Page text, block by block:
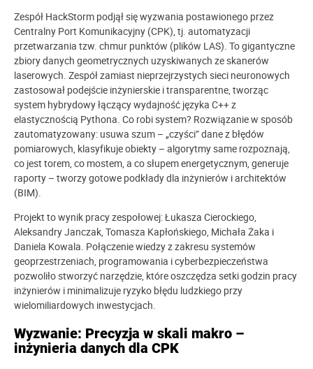
Zespół HackStorm podjął się wyzwania postawionego przez
Centralny Port Komunikacyjny (CPK), tj. automatyzacji
przetwarzania tzw. chmur punktów (plików LAS). To gigantyczne
zbiory danych geometrycznych uzyskiwanych ze skanerów
laserowych. Zespół zamiast nieprzejrzystych sieci neuronowych
zastosował podejście inżynierskie i transparentne, tworząc
system hybrydowy łączący wydajność języka C++ z
elastycznością Pythona. Co robi system? Rozwiązanie w sposób
zautomatyzowany: usuwa szum – „czyści” dane z błędów
pomiarowych, klasyfikuje obiekty – algorytmy same rozpoznają,
co jest torem, co mostem, a co słupem energetycznym, generuje
raporty – tworzy gotowe podkłady dla inżynierów i architektów
(BIM).
Projekt to wynik pracy zespołowej: Łukasza Cierockiego,
Aleksandry Janczak, Tomasza Kapłońskiego, Michała Żaka i
Daniela Kowala. Połączenie wiedzy z zakresu systemów
geoprzestrzeniach, programowania i cyberbezpieczeństwa
pozwoliło stworzyć narzędzie, które oszczędza setki godzin pracy
inżynierów i minimalizuje ryzyko błędu ludzkiego przy
wielomiliardowych inwestycjach.
Wyzwanie: Precyzja w skali makro –
inżynieria danych dla CPK